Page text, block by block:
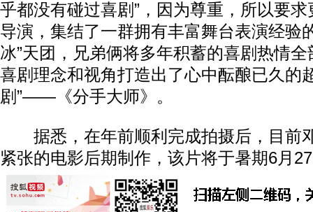
乎都没有碰过喜剧”，因为尊重，所以要
导演，集结了一群拥有丰富舞台表演经验
冰”天团，兄弟俩将多年积蓄的喜剧热情
喜剧理念和视角打造出了心中酝酿已久的
剧”——《分手大师》。
据悉，在年前顺利完成拍摄后，目前
紧张的电影后期制作，该片将于暑期6月